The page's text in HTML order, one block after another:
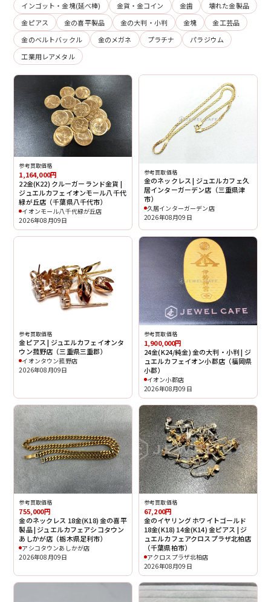
インゴット・金塊(延べ棒) 金貨・金コイン 金歯
壊れた金製品
金ピアス
金の喜平製品 金の大判・小判 金塊
金工芸品
金のベルトバックル
金のメガネ プラチナ
パラジウム
工業用レアメタル
参考買取価格
1,164,000円
22金(K22) クルーガーランド金貨 |
ジュエルカフェイオンモール八千代
緑が丘店（千葉県八千代市）
イオンモール八千代緑が丘店
2026年08月09日
参考買取価格
金のネックレス | ジュエルカフェ久
居インターガーデン店（三重県津
市）
久居インターガーデン店
2026年08月09日
参考買取価格
金ピアス | ジュエルカフェイオンタ
ウン菰野店（三重県三重郡）
イオンタウン菰野店
2026年08月09日
参考買取価格
1,900,000円
24金(K24/純金) 金の大判・小判 | ジ
ュエルカフェイオン小郡店（福岡県
小郡）
イオン小郡店
2026年08月09日
参考買取価格
755,000円
金のネックレス 18金(K18) 金の喜平
製品 | ジュエルカフェアシコタウン
あしかが店（栃木県足利市）
アシコタウンあしかが店
2026年08月09日
参考買取価格
67,200円
金のイヤリング ホワイトゴールド
18金(K18) 14金(K14) 金ピアス | ジ
ュエルカフェアクロスプラザ北柏店
（千葉県柏市）
アクロスプラザ北柏店
2026年08月09日